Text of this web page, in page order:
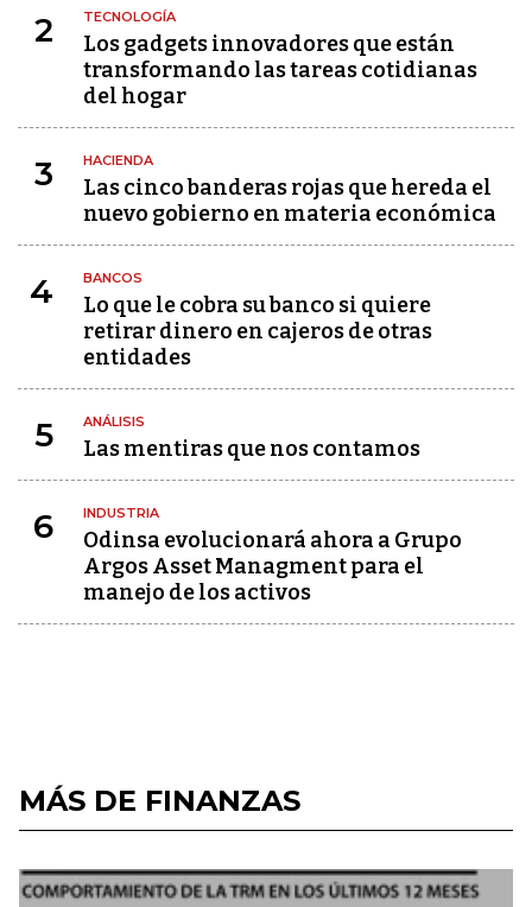
2 TECNOLOGÍA
Los gadgets innovadores que están
transformando las tareas cotidianas
del hogar
3 HACIENDA
Las cinco banderas rojas que hereda el
nuevo gobierno en materia económica
4 BANCOS
Lo que le cobra su banco si quiere
retirar dinero en cajeros de otras
entidades
5 ANÁLISIS
Las mentiras que nos contamos
6 INDUSTRIA
Odinsa evolucionará ahora a Grupo
Argos Asset Managment para el
manejo de los activos
MÁS DE FINANZAS